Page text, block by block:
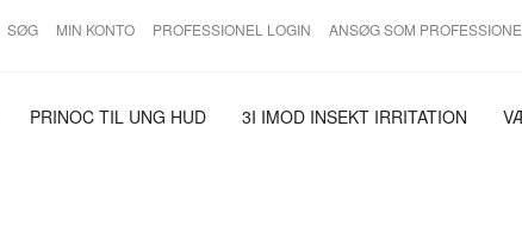
SØG MIN KONTO PROFESSIONEL LOGIN ANSØG SOM
PRINOC TIL UNG HUD 3I IMOD INSEKT IRRITATION